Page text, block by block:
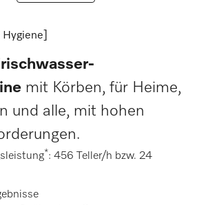
mit Körben, für Heime,
und alle, mit hohen
*: 456 Teller/h bzw. 24